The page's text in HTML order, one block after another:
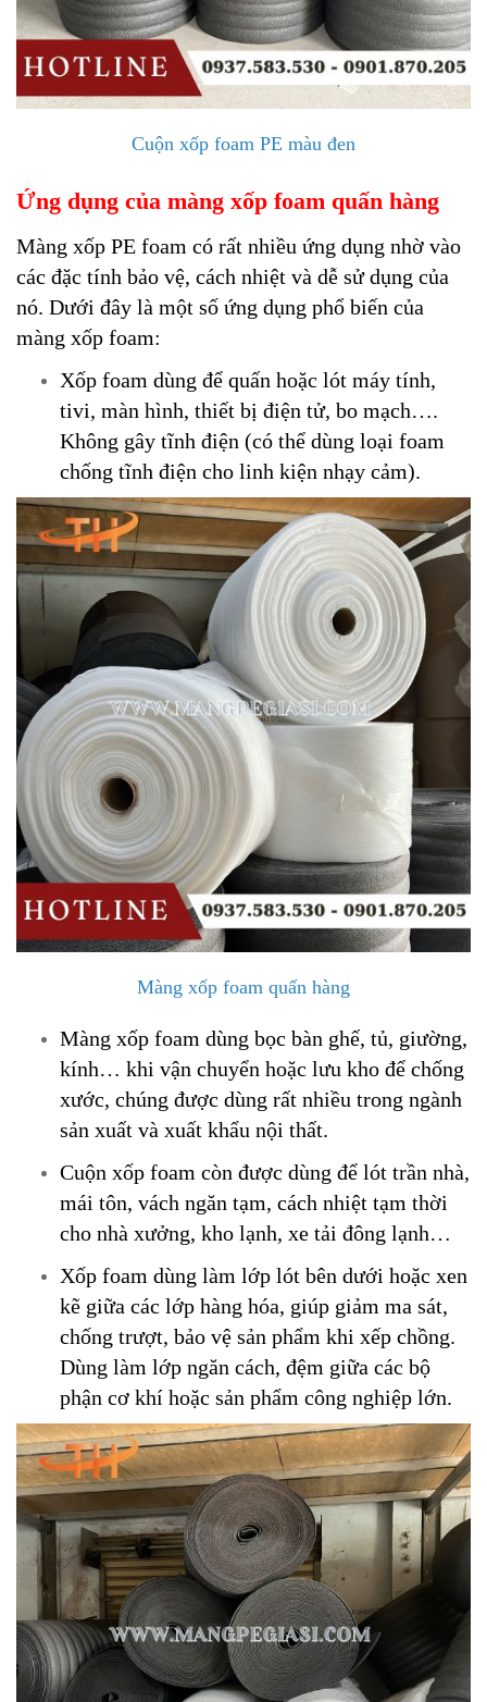
Cuộn xốp foam PE màu đen
Ứng dụng của màng xốp foam quấn hàng
Màng xốp PE foam có rất nhiều ứng dụng nhờ vào
các đặc tính bảo vệ, cách nhiệt và dễ sử dụng của
nó. Dưới đây là một số ứng dụng phổ biến của
màng xốp foam:
Xốp foam dùng để quấn hoặc lót máy tính,
tivi, màn hình, thiết bị điện tử, bo mạch….
Không gây tĩnh điện (có thể dùng loại foam
chống tĩnh điện cho linh kiện nhạy cảm).
Màng xốp foam quấn hàng
Màng xốp foam dùng bọc bàn ghế, tủ, giường,
kính… khi vận chuyển hoặc lưu kho để chống
xước, chúng được dùng rất nhiều trong ngành
sản xuất và xuất khẩu nội thất.
Cuộn xốp foam còn được dùng để lót trần nhà,
mái tôn, vách ngăn tạm, cách nhiệt tạm thời
cho nhà xưởng, kho lạnh, xe tải đông lạnh…
Xốp foam dùng làm lớp lót bên dưới hoặc xen
kẽ giữa các lớp hàng hóa, giúp giảm ma sát,
chống trượt, bảo vệ sản phẩm khi xếp chồng.
Dùng làm lớp ngăn cách, đệm giữa các bộ
phận cơ khí hoặc sản phẩm công nghiệp lớn.